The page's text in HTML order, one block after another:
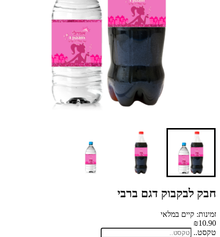
חבק לבקבוק דגם ברבי
זמינות: קיים במלאי
₪10.90
טקסט..